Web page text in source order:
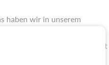
haben wir in unserem
Besonders erwähnenswert
bis zu vier Spieler.